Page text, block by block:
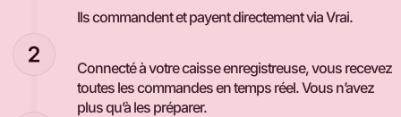
Ils commandent et payent directement via Vrai.
Connecté à votre caisse enregistreuse, vous recevez
toutes les commandes en temps réel. Vous n’avez
plus qu’à les préparer.